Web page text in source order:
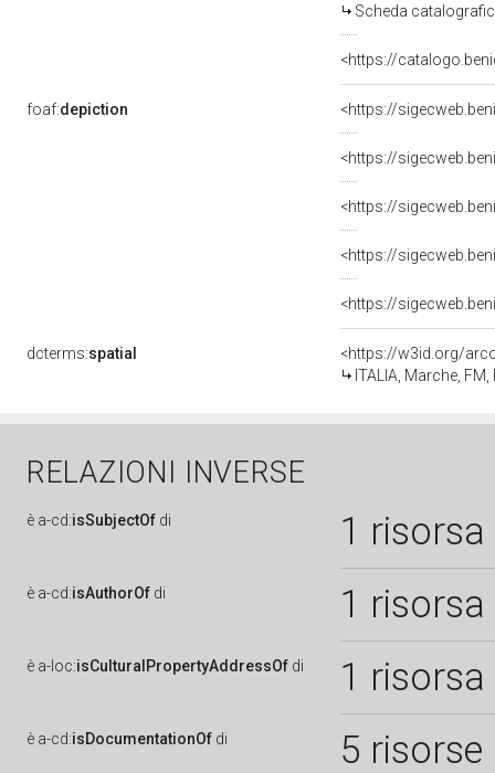
Scheda
<https://
foaf:depiction
dcterms:spatial
<https://w3id.org/
ITALIA, Marche,
RELAZIONI INVERSE
è a-cd:isSubjectOf di 1 risorsa
è a-cd:isAuthorOf di 1 risorsa
è a-loc:isCulturalPropertyAddressOf di 1 risorsa
è a-cd:isDocumentationOf di 5 risorse